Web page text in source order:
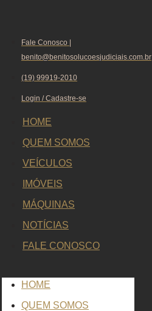
Fale Conosco |
benito@benitosolucoesjudiciais.com.br
(19) 99919-2010
Login / Cadastre-se
HOME
QUEM SOMOS
VEÍCULOS
IMÓVEIS
MÁQUINAS
NOTÍCIAS
FALE CONOSCO
HOME
QUEM SOMOS